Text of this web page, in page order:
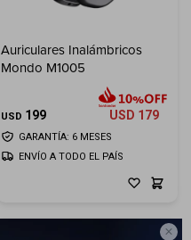

Auriculares Inalámbricos
Mondo M1005
USD 199 USD 179
GARANTÍA: 6 MESES
ENVÍO A TODO EL PAÍS